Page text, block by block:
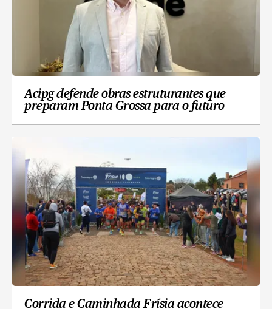
Acipg defende obras estruturantes que
preparam Ponta Grossa para o futuro
Corrida e Caminhada Frísia acontece